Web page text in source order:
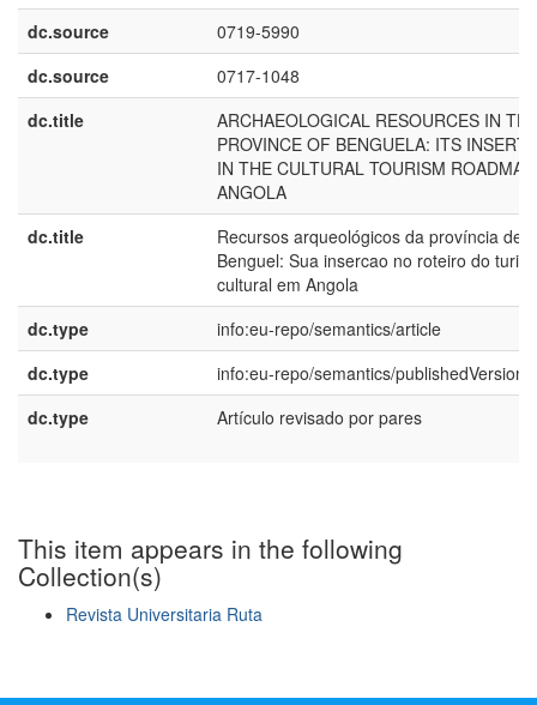
dc.source
0719-5990
dc.source
0717-1048
dc.title
ARCHAEOLOGICAL RESOURCES IN
PROVINCE OF BENGUELA: ITS
IN THE CULTURAL TOURISM
ANGOLA
dc.title
Recursos arqueológicos da província de
Benguel: Sua insercao no roteiro do
cultural em Angola
dc.type
info:eu-repo/semantics/article
dc.type
info:eu-repo/semantics/publishedVersion
dc.type
Artículo revisado por pares
This item appears in the following
Collection(s)
Revista Universitaria Ruta